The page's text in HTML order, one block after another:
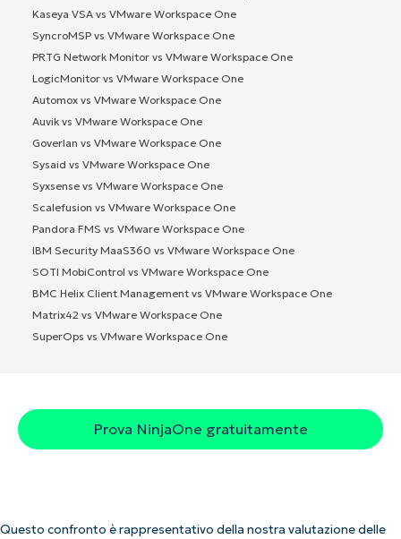
Kaseya VSA vs VMware Workspace One
SyncroMSP vs VMware Workspace One
PRTG Network Monitor vs VMware Workspace One
LogicMonitor vs VMware Workspace One
Automox vs VMware Workspace One
Auvik vs VMware Workspace One
Goverlan vs VMware Workspace One
Sysaid vs VMware Workspace One
Syxsense vs VMware Workspace One
Scalefusion vs VMware Workspace One
Pandora FMS vs VMware Workspace One
IBM Security MaaS360 vs VMware Workspace One
SOTI MobiControl vs VMware Workspace One
BMC Helix Client Management vs VMware Workspace One
Matrix42 vs VMware Workspace One
SuperOps vs VMware Workspace One
Prova NinjaOne gratuitamente
Questo confronto è rappresentativo della nostra valutazione delle